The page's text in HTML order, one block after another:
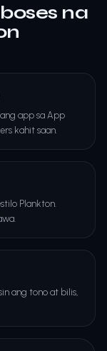
na
app sa App
kahit saan.
Plankton.
ang tono at bilis,